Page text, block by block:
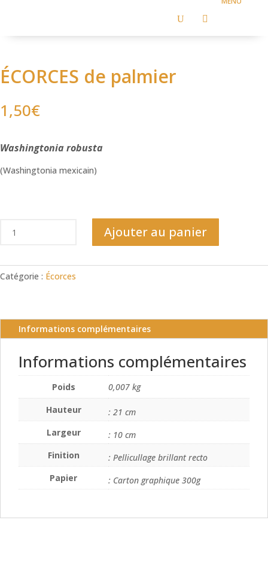
U 
ÉCORCES de palmier
1,50€
Washingtonia robusta
(Washingtonia mexicain)
de
palmier
Ajouter au panier
Catégorie : Écorces
Informations complémentaires
Informations complémentaires
Poids
0,007 kg
Hauteur
: 21 cm
Largeur
: 10 cm
Finition
: Pellicullage brillant recto
Papier
: Carton graphique 300g